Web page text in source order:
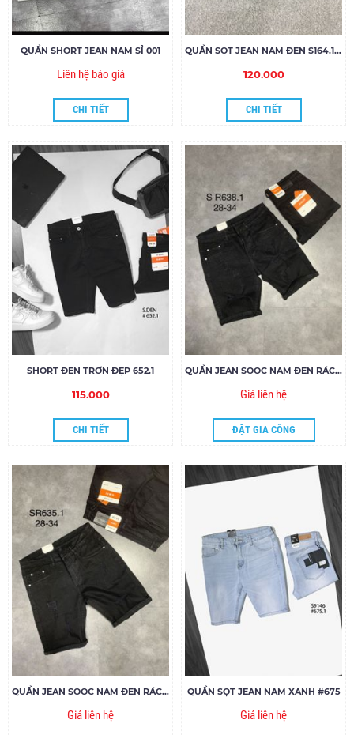
QUẦN SHORT JEAN NAM SỈ 001
Liên hệ báo giá
CHI TIẾT
QUẦN SỌT JEAN NAM ĐEN S164.120
120.000
CHI TIẾT
SHORT ĐEN TRƠN ĐẸP 652.1
115.000
CHI TIẾT
QUẦN JEAN SOOC NAM ĐEN RÁCH SR638.1
Giá liên hệ
ĐẶT GIA CÔNG
QUẦN JEAN SOOC NAM ĐEN RÁCH SR635.1
Giá liên hệ
QUẦN SỌT JEAN NAM XANH #675
Giá liên hệ